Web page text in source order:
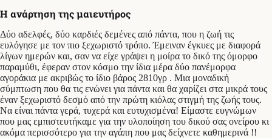
Η ανάρτηση της μαιευτήρος
Δύο αδελφές, δύο καρδιές δεμένες από πάντα, που η ζωή τις
ευλόγησε με τον πιο ξεχωριστό τρόπο. Έμειναν έγκυες με διαφορά
λίγων ημερών και, σαν να είχε γράψει η μοίρα το δικό της όμορφο
παραμύθι, έφεραν στον κόσμο την ίδια μέρα δύο πανέμορφα
αγοράκια με ακριβώς το ίδιο βάρος 2810γρ . Μια μοναδική
σύμπτωση που θα τις ενώνει για πάντα και θα χαρίζει στα μικρά τους
έναν ξεχωριστό δεσμό από την πρώτη κιόλας στιγμή της ζωής τους.
Να είναι πάντα γερά, τυχερά και ευτυχισμένα! Είμαστε ευγνώμων
που μας εμπιστευτήκαμε για την υλοποίηση του δικού σας ονείρου κι
ακόμα περισσότερο για την αγάπη που μας δείχνετε καθημερινά !!